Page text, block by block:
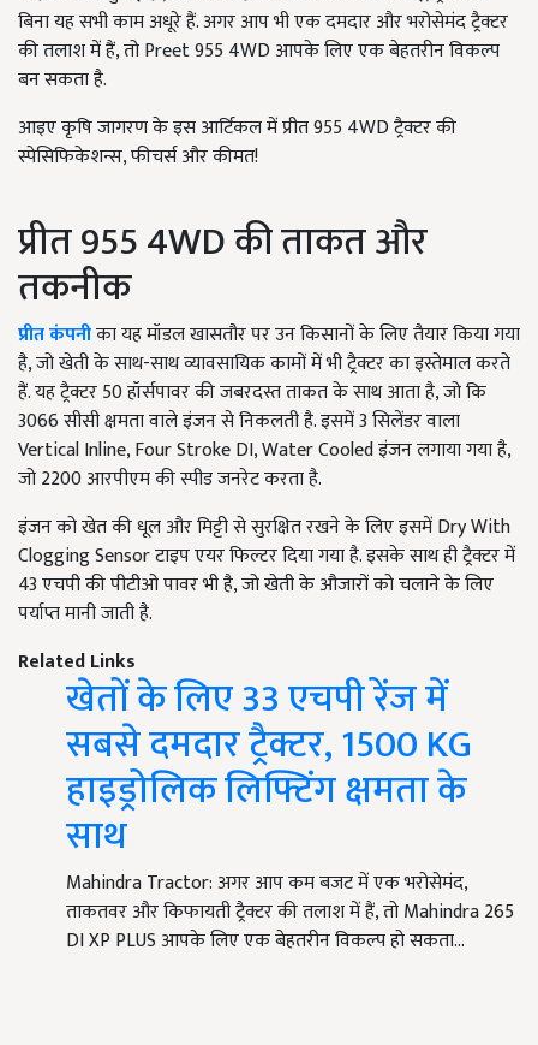
बिना यह सभी काम अधूरे हैं. अगर आप भी एक दमदार और भरोसेमंद ट्रैक्टर
की तलाश में हैं, तो Preet 955 4WD आपके लिए एक बेहतरीन विकल्प
बन सकता है.
आइए कृषि जागरण के इस आर्टिकल में प्रीत 955 4WD ट्रैक्टर की
स्पेसिफिकेशन्स, फीचर्स और कीमत!
प्रीत 955 4WD की ताकत और
तकनीक
प्रीत कंपनीका यह मॉडल खासतौर पर उन किसानों के लिए तैयार किया गया
है, जो खेती के साथ-साथ व्यावसायिक कामों में भी ट्रैक्टर का इस्तेमाल करते
हैं. यह ट्रैक्टर 50 हॉर्सपावर की जबरदस्त ताकत के साथ आता है, जो कि
3066 सीसी क्षमता वाले इंजन से निकलती है. इसमें 3 सिलेंडर वाला
Vertical Inline, Four Stroke DI, Water Cooled इंजन लगाया गया है,
जो 2200 आरपीएम की स्पीड जनरेट करता है.
इंजन को खेत की धूल और मिट्टी से सुरक्षित रखने के लिए इसमें Dry With
Clogging Sensor टाइप एयर फिल्टर दिया गया है. इसके साथ ही ट्रैक्टर में
43 एचपी की पीटीओ पावर भी है, जो खेती के औजारों को चलाने के लिए
पर्याप्त मानी जाती है.
Related Links
खेतों के लिए 33 एचपी रेंज में
सबसे दमदार ट्रैक्टर, 1500 KG
हाइड्रोलिक लिफ्टिंग क्षमता के
साथ
Mahindra Tractor: अगर आप कम बजट में एक भरोसेमंद,
ताकतवर और किफायती ट्रैक्टर की तलाश में हैं, तो Mahindra 265
DI XP PLUS आपके लिए एक बेहतरीन विकल्प हो सकता…